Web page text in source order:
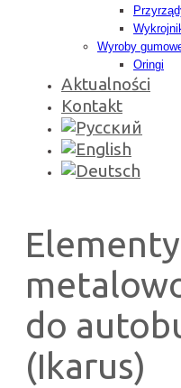
Wyroby
Oringi
Aktualności
Kontakt
do
(Ikarus)